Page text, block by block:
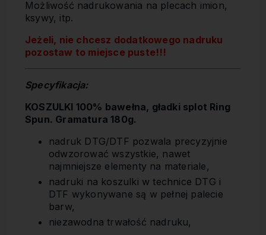
Możliwość nadrukowania na plecach imion,
ksywy, itp.
Jeżeli, nie chcesz dodatkowego nadruku
pozostaw to miejsce puste!!!
Specyfikacja:
KOSZULKI 100% bawełna, gładki splot Ring
Spun. Gramatura 180g.
nadruk DTG/DTF pozwala precyzyjnie
odwzorować wszystkie, nawet
najmniejsze elementy na materiale,
nadruki na koszulki w technice DTG i
DTF wykonywane są w pełnej palecie
barw,
niezawodna trwałość nadruku,